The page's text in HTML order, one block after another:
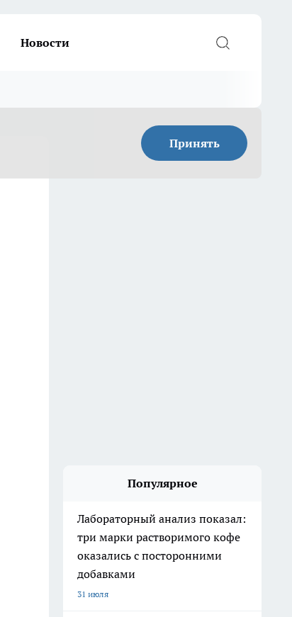
Новости
Принять
Популярное
Лабораторный анализ показал:
три марки растворимого кофе
оказались с посторонними
добавками
31 июля